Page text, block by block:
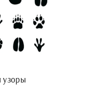
узоры